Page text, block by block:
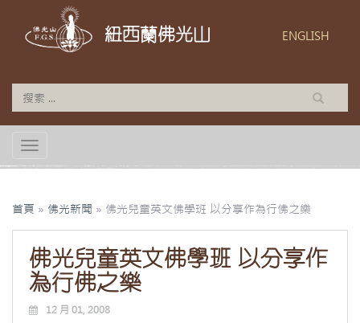
紐西蘭佛光山 ENGLISH
TOGGLE NAVIGATION
首頁 » 佛光新聞 » 佛光兒童英文佛學班 以分享作為行佛之樂
佛光兒童英文佛學班 以分享作
為行佛之樂
12 月 01, 2008